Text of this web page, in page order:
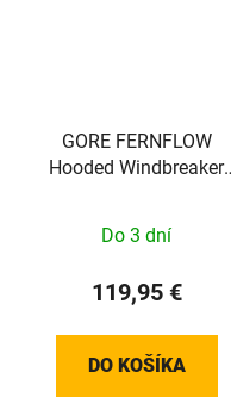
GORE FERNFLOW
Hooded Windbreaker
Do 3 dní
119,95 €
DO KOŠÍKA